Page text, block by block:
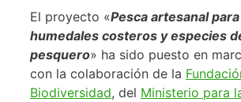
El proyecto «Pesca artesanal
humedales costeros y especies
pesquero» ha sido puesto en
con la colaboración de la
Biodiversidad, del Ministerio para